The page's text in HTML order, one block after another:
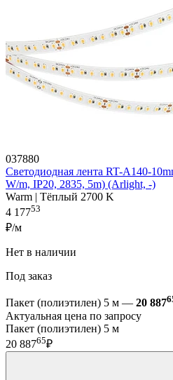
037880
Светодиодная лента RT-A140-
W/m, IP20, 2835, 5m) (Arlight, -)
Warm | Тёплый 2700 K
4 17753
₽/м
Нет в наличии
Под заказ
Пакет (полиэтилен) 5 м — 20 887
Актуальная цена по запросу
Пакет (полиэтилен) 5 м
20 88765₽